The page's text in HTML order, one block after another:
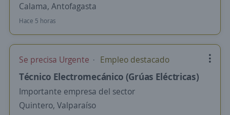
Calama, Antofagasta
Hace 5 horas
Se precisa Urgente Empleo destacado
Técnico Electromecánico (Grúas Eléctricas)
Importante empresa del sector
Quintero, Valparaíso